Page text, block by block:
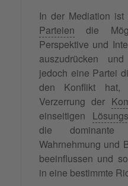
In der Mediation
Parteien die
Perspektive und
auszudrücken
jedoch eine Partei
den Konflikt
Verzerrung der
einseitigen
die
Wahrnehmung und
beeinflussen und
in eine bestimmte